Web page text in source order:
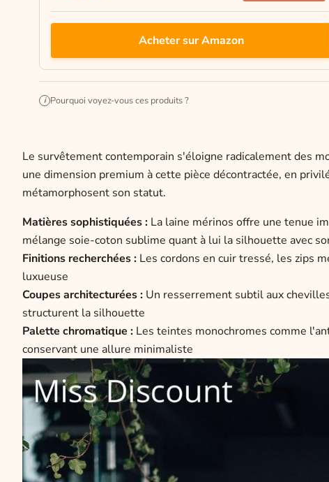
Acheter sur Amazon
i Pourquoi voyez-vous ces produits ?
Le survêtement contemporain s'éloigne radicalement des
une dimension premium à cette pièce décontractée, en
métamorphosent son statut.
Matières sophistiquées : La laine mérinos offre une tenue
mélange soie-coton sublime quant à lui la silhouette avec
Finitions recherchées : Les cordons en cuir tressé, les zips
luxueuse
Coupes architecturées : Un resserrement subtil aux
structurent la silhouette
Palette chromatique : Les teintes monochromes comme
conservant une allure minimaliste